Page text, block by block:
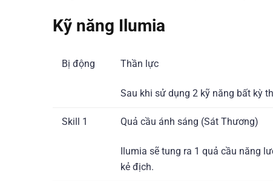
Kỹ năng Ilumia
Bị động Thần lực
Sau khi sử dụng 2 kỹ năng bất kỳ
Skill 1 Quả cầu ánh sáng (Sát Thương)
Ilumia sẽ tung ra 1 quả cầu năng
kẻ địch.